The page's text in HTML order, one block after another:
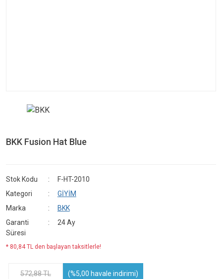
BKK Fusion Hat Blue
Stok Kodu
F-HT-2010
Kategori
GİYİM
Marka
BKK
Garanti
Süresi
24 Ay
* 80,84 TL den başlayan taksitlerle!
572,88 TL (%5,00 havale indirimi)